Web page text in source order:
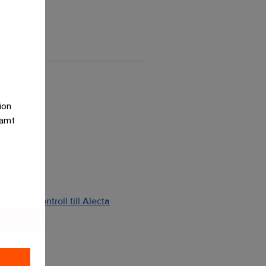
och kontroll till Alecta